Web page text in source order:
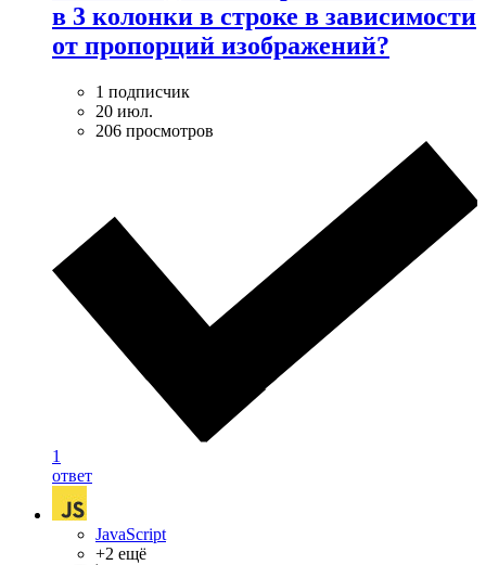
в 3 колонки в строке в зависимости
от пропорций изображений?
1 подписчик
20 июл.
206 просмотров
1
ответ
JavaScript
+2 ещё